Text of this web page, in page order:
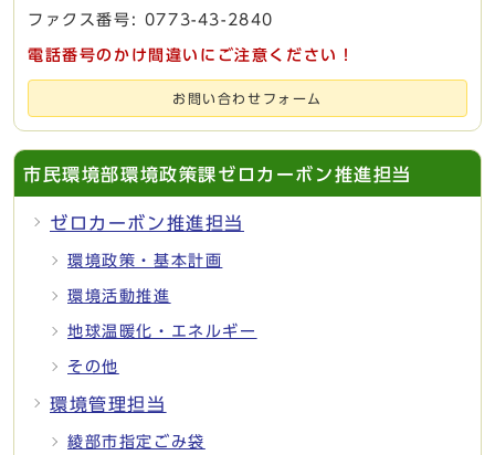
ファクス番号: 0773-43-2840
電話番号のかけ間違いにご注意ください！
お問い合わせフォーム
市民環境部環境政策課ゼロカーボン推進担当
ゼロカーボン推進担当
環境政策・基本計画
環境活動推進
地球温暖化・エネルギー
その他
環境管理担当
綾部市指定ごみ袋